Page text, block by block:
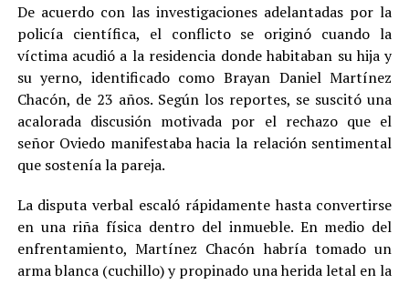
De acuerdo con las investigaciones adelantadas por la
policía científica, el conflicto se originó cuando la
víctima acudió a la residencia donde habitaban su hija y
su yerno, identificado como Brayan Daniel Martínez
Chacón, de 23 años. Según los reportes, se suscitó una
acalorada discusión motivada por el rechazo que el
señor Oviedo manifestaba hacia la relación sentimental
que sostenía la pareja.
La disputa verbal escaló rápidamente hasta convertirse
en una riña física dentro del inmueble. En medio del
enfrentamiento, Martínez Chacón habría tomado un
arma blanca (cuchillo) y propinado una herida letal en la